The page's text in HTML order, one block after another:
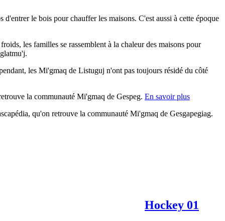
le bois pour chauffer les maisons. C'est aussi à cette époque
les familles se rassemblent à la chaleur des maisons pour
les Mi'gmaq de Listuguj n'ont pas toujours résidé du côté
la communauté Mi'gmaq de Gespeg. En savoir plus
qu'on retrouve la communauté Mi'gmaq de Gesgapegiag.
Hockey 01